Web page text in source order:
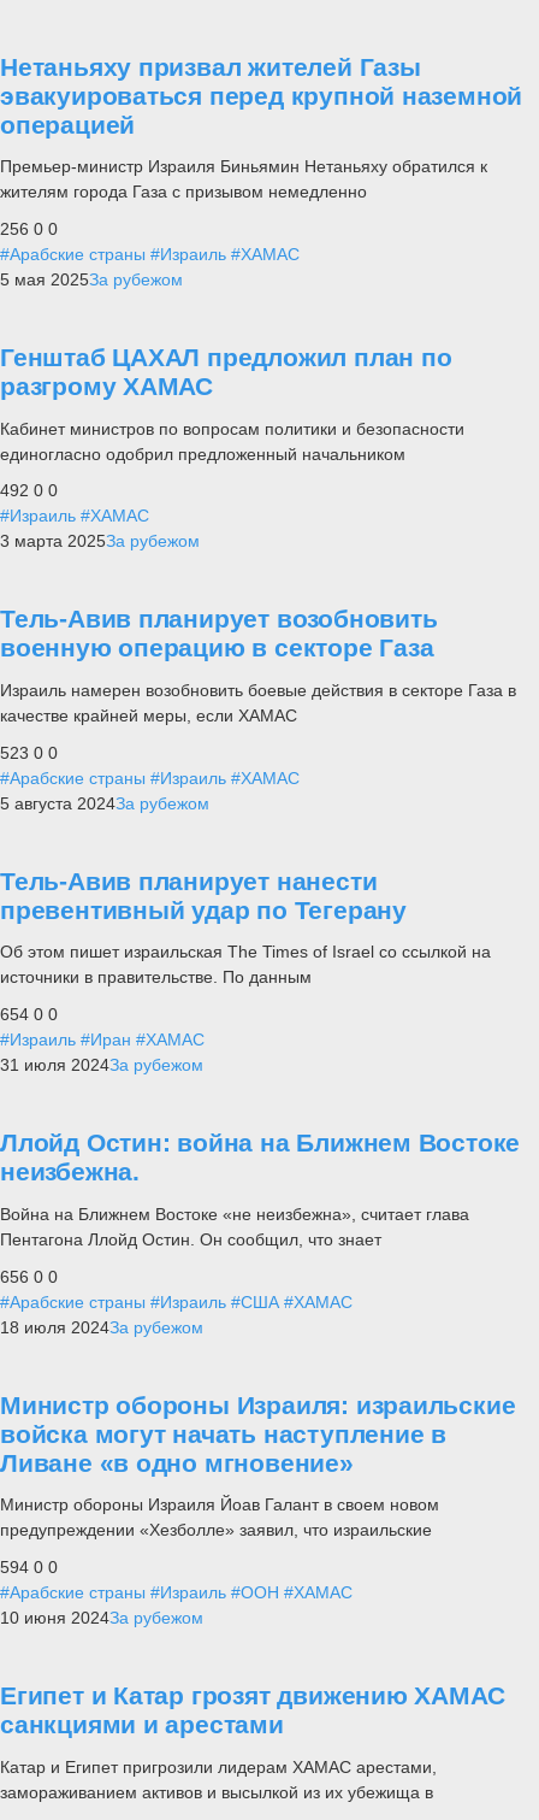
Нетаньяху призвал жителей Газы
эвакуироваться перед крупной наземной
операцией
Премьер-министр Израиля Биньямин Нетаньяху обратился к
жителям города Газа с призывом немедленно
256 0 0
#Арабские страны #Израиль #ХАМАС
5 мая 2025За рубежом
Генштаб ЦАХАЛ предложил план по
разгрому ХАМАС
Кабинет министров по вопросам политики и безопасности
единогласно одобрил предложенный начальником
492 0 0
#Израиль #ХАМАС
3 марта 2025За рубежом
Тель-Авив планирует возобновить
военную операцию в секторе Газа
Израиль намерен возобновить боевые действия в секторе Газа в
качестве крайней меры, если ХАМАС
523 0 0
#Арабские страны #Израиль #ХАМАС
5 августа 2024За рубежом
Тель-Авив планирует нанести
превентивный удар по Тегерану
Об этом пишет израильская The Times of Israel со ссылкой на
источники в правительстве. По данным
654 0 0
#Израиль #Иран #ХАМАС
31 июля 2024За рубежом
Ллойд Остин: война на Ближнем Востоке
неизбежна.
Война на Ближнем Востоке «не неизбежна», считает глава
Пентагона Ллойд Остин. Он сообщил, что знает
656 0 0
#Арабские страны #Израиль #США #ХАМАС
18 июля 2024За рубежом
Министр обороны Израиля: израильские
войска могут начать наступление в
Ливане «в одно мгновение»
Министр обороны Израиля Йоав Галант в своем новом
предупреждении «Хезболле» заявил, что израильские
594 0 0
#Арабские страны #Израиль #ООН #ХАМАС
10 июня 2024За рубежом
Египет и Катар грозят движению ХАМАС
санкциями и арестами
Катар и Египет пригрозили лидерам ХАМАС арестами,
замораживанием активов и высылкой из их убежища в